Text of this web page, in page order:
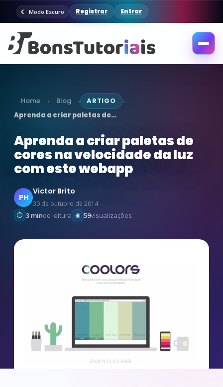
Modo Escuro Registrar Entrar
Abrir
Home › Blog › ARTIGO ›
Aprenda a criar paletas de…
Aprenda a criar paletas de
cores na velocidade da luz
com este webapp
PH
Victor Brito
30 de outubro de 2014
3 minde leitura 59visualizações